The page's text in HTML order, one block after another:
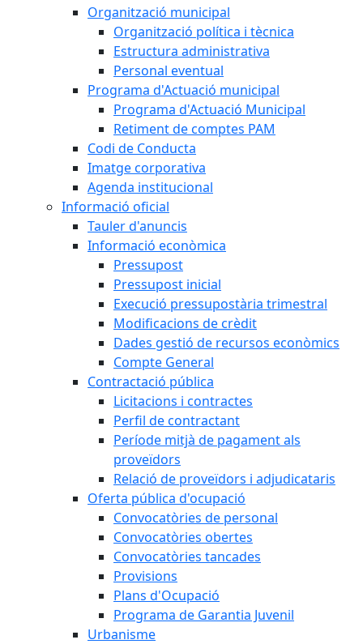
Organització municipal
Organització política i tècnica
Estructura administrativa
Personal eventual
Programa d'Actuació municipal
Programa d'Actuació Municipal
Retiment de comptes PAM
Codi de Conducta
Imatge corporativa
Agenda institucional
Informació oficial
Tauler d'anuncis
Informació econòmica
Pressupost
Pressupost inicial
Execució pressupostària trimestral
Modificacions de crèdit
Dades gestió de recursos econòmics
Compte General
Contractació pública
Licitacions i contractes
Perfil de contractant
Període mitjà de pagament als
proveïdors
Relació de proveïdors i adjudicataris
Oferta pública d'ocupació
Convocatòries de personal
Convocatòries obertes
Convocatòries tancades
Provisions
Plans d'Ocupació
Programa de Garantia Juvenil
Urbanisme